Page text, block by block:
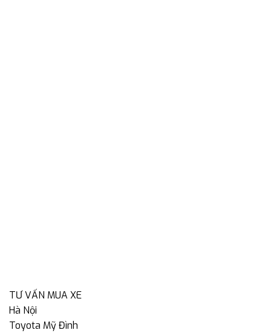
TƯ VẤN MUA XE
Hà Nội
Toyota Mỹ Đình